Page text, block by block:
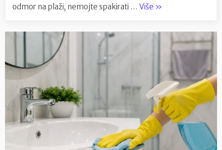
odmor na plaži, nemojte spakirati … Više “Što
stvari
ponjeti
»